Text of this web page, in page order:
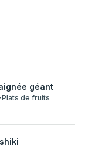
géant
de fruits